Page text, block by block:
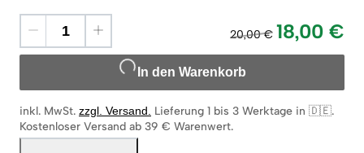
20,00 € 18,00 €
In den Warenkorb
inkl. MwSt. zzgl. Versand. Lieferung 1 bis 3 Werktage in 🇩🇪.
Kostenloser Versand ab 39 € Warenwert.